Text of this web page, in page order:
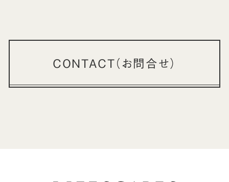
CONTACT（お問合せ）